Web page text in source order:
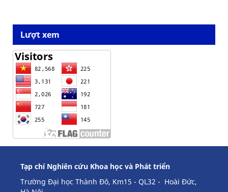
Lượt xem
Tạp chí Nghiên cứu Khoa học và Phát triển
Trường Đại học Thành Đô, Km15 - QL32 - Hoài Đức,